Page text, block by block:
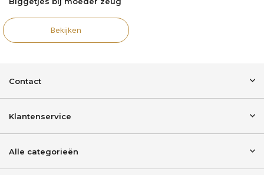
Bekijken
Contact
Klantenservice
Alle categorieën